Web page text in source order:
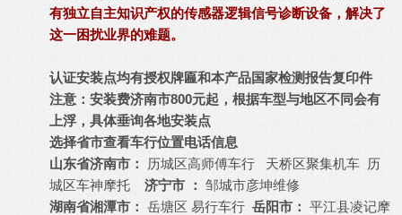
有独立自主知识产权的传感器逻辑信号诊断设备，解决了
这一困扰业界的难题。
认证安装点均有授权牌匾和本产品国家检测报告复印件
注意：安装费济南市800元起，根据车型与地区不同会有
上浮，具体垂询各地安装点
选择省市查看车行位置电话信息
山东省济南市：
历城区高师傅车行 天桥区聚集机车 历
城区车神摩托
济宁市 ： 邹城市彦坤维修
湖南省湘潭市： 岳塘区 易行车行 岳阳市： 平江县凌记摩